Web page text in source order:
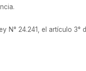
24.241, el artículo 3°